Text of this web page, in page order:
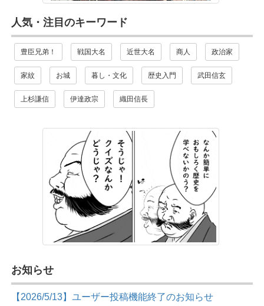
人気・注目のキーワード
豊臣兄弟！ 戦国大名 近世大名 商人 政治家
家紋 お城 暮し・文化 歴史入門 武田信玄
上杉謙信 伊達政宗 織田信長
お知らせ
【2026/5/13】ユーザー投稿機能終了のお知らせ